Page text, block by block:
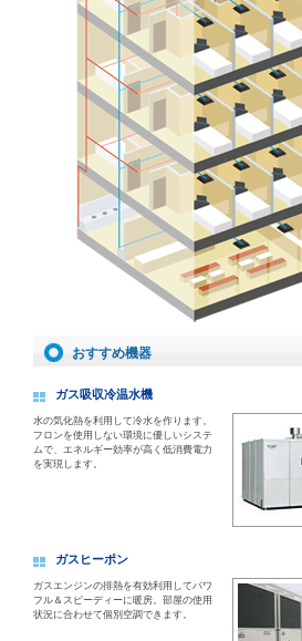
おすすめ機器
ガス吸収冷温水機
水の気化熱を利用して冷水を作ります。
フロンを使用しない環境に優しいシステ
ムで、エネルギー効率が高く低消費電力
を実現します。
ガスヒーポン
ガスエンジンの排熱を有効利用してパワ
フル＆スピーディーに暖房。部屋の使用
状況に合わせて個別空調できます。